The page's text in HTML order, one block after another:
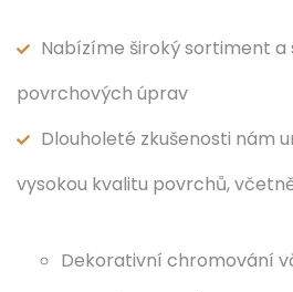
Nabízíme široký sortiment a
povrchových úprav
Dlouholeté zkušenosti nám
vysokou kvalitu povrchů,
Dekorativní chromování